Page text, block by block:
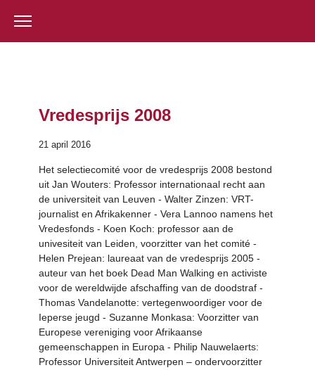
Vredesprijs 2008
21 april 2016
Het selectiecomité voor de vredesprijs 2008 bestond
uit Jan Wouters: Professor internationaal recht aan
de universiteit van Leuven - Walter Zinzen: VRT-
journalist en Afrikakenner - Vera Lannoo namens het
Vredesfonds - Koen Koch: professor aan de
univesiteit van Leiden, voorzitter van het comité -
Helen Prejean: laureaat van de vredesprijs 2005 -
auteur van het boek Dead Man Walking en activiste
voor de wereldwijde afschaffing van de doodstraf -
Thomas Vandelanotte: vertegenwoordiger voor de
Ieperse jeugd - Suzanne Monkasa: Voorzitter van
Europese vereniging voor Afrikaanse
gemeenschappen in Europa - Philip Nauwelaerts:
Professor Universiteit Antwerpen – ondervoorzitter